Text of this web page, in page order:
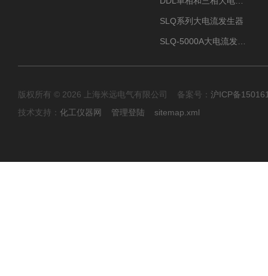
SLQ系列大电流发生器
版权所有 © 2026 上海米远电气有限公司 备案号： 沪ICP备
技术支持： 化工仪器网 管理登陆 sitemap.xml